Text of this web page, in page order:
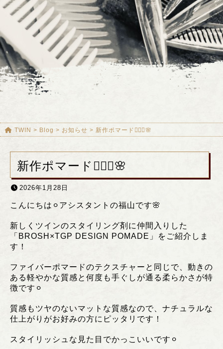
TWIN > Blog > お知らせ > 新作ポマード💇🏼‍♂️🌸
新作ポマード💇🏼‍♂️🌸
2026年1月28日
こんにちは⚪︎アシスタントの福山です🌸
新しくツインのスタイリング剤に仲間入りした
「BROSH×TGP DESIGN POMADE」をご紹介しま
す！
ファイバーポマードのテクスチャーと同じで、動きの
ある軽やかな質感と何度も手ぐしが通る柔らかさが特
徴です⚪︎
質感もツヤのないマットな質感なので、ナチュラルな
仕上がりがお好みの方にピッタリです！
スタイリッシュな見た目でかっこいいです⚪︎